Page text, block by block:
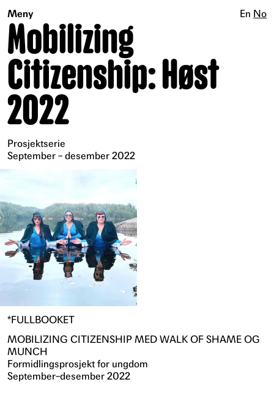
Meny En No
Mobilizing
Citizenship: Høst
2022
Prosjektserie
September – desember 2022
*FULLBOOKET
MOBILIZING CITIZENSHIP MED WALK OF SHAME OG
MUNCH
Formidlingsprosjekt for ungdom
September–desember 2022